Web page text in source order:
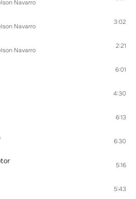
Navarro
Navarro
3:02
Navarro
2:21
6:01
4:30
6:13
6:30
5:16
5:43